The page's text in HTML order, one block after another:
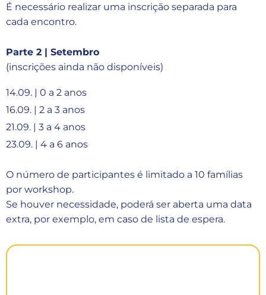
É necessário realizar uma inscrição separada para
cada encontro.
Parte 2 | Setembro
(inscrições ainda não disponíveis)
14.09. | 0 a 2 anos
16.09. | 2 a 3 anos
21.09. | 3 a 4 anos
23.09. | 4 a 6 anos
O número de participantes é limitado a 10 famílias
por workshop.
Se houver necessidade, poderá ser aberta uma data
extra, por exemplo, em caso de lista de espera.